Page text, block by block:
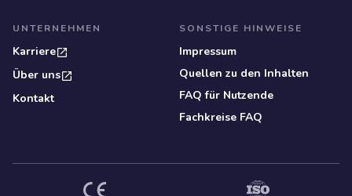
UNTERNEHMEN
Karriere
Über uns
Kontakt
SONSTIGE HINWEISE
Impressum
Quellen zu den Inhalten
FAQ für Nutzende
Fachkreise FAQ